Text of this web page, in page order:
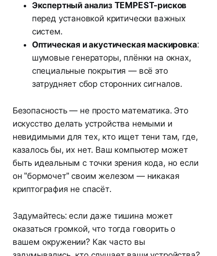
Экспертный анализ TEMPEST-рисков
перед установкой критически важных
систем.
Оптическая и акустическая маскировка:
шумовые генераторы, плёнки на окнах,
специальные покрытия — всё это
затрудняет сбор сторонних сигналов.
Безопасность — не просто математика. Это
искусство делать устройства немыми и
невидимыми для тех, кто ищет тени там, где,
казалось бы, их нет. Ваш компьютер может
быть идеальным с точки зрения кода, но если
он "бормочет" своим железом — никакая
криптография не спасёт.
Задумайтесь: если даже тишина может
оказаться громкой, что тогда говорить о
вашем окружении? Как часто вы